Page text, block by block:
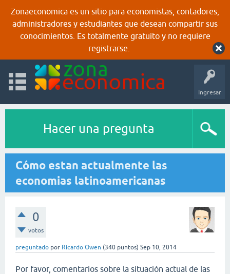
Zonaeconomica es un sitio para economistas, contadores,
administradores y estudiantes que desean compartir sus
conocimientos. Es totalmente gratuito y no requiere
registrarse.
Ingresar
Hacer una pregunta
Cómo estan actualmente las
economias latinoamericanas
0
votos
preguntado por Ricardo Owen (340 puntos) Sep 10, 2014
Por favor, comentarios sobre la situación actual de las